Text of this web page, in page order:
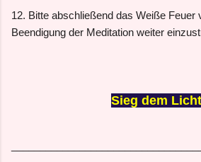
12. Bitte abschließend das Weiße Feuer
Beendigung der Meditation weiter
Sieg dem